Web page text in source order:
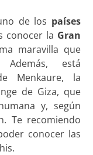
de los países
conocer la Gran
maravilla que
está
Menkaure, la
de Giza, que
y, según
Te recomiendo
conocer las